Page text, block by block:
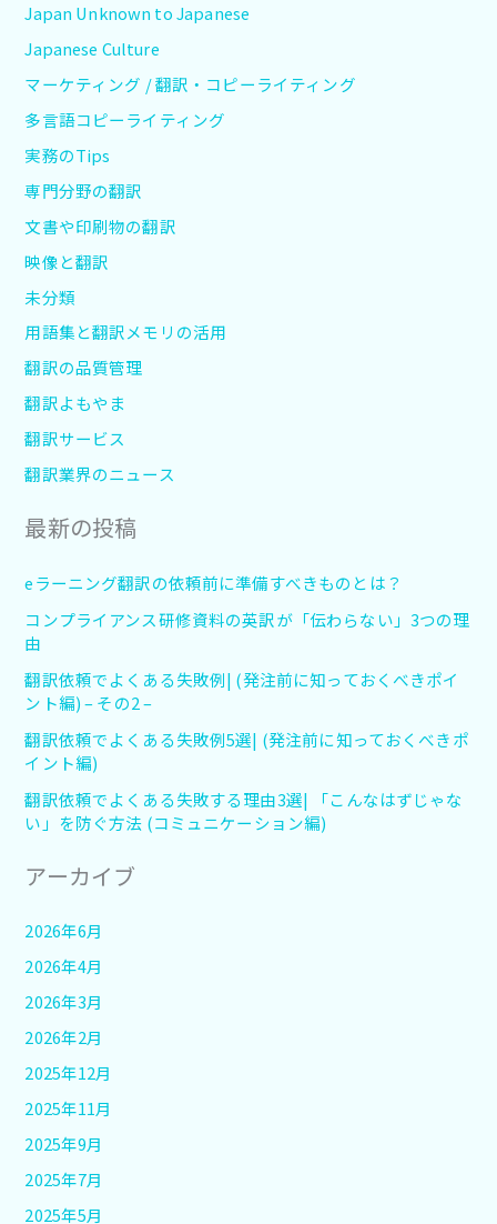
Japan Unknown to Japanese
Japanese Culture
マーケティング / 翻訳・コピーライティング
多言語コピーライティング
実務のTips
専門分野の翻訳
文書や印刷物の翻訳
映像と翻訳
未分類
用語集と翻訳メモリの活用
翻訳の品質管理
翻訳よもやま
翻訳サービス
翻訳業界のニュース
最新の投稿
eラーニング翻訳の依頼前に準備すべきものとは？
コンプライアンス研修資料の英訳が「伝わらない」3つの理
由
翻訳依頼でよくある失敗例| (発注前に知っておくべきポイ
ント編) – その2 –
翻訳依頼でよくある失敗例5選| (発注前に知っておくべきポ
イント編)
翻訳依頼でよくある失敗する理由3選| 「こんなはずじゃな
い」を防ぐ方法 (コミュニケーション編)
アーカイブ
2026年6月
2026年4月
2026年3月
2026年2月
2025年12月
2025年11月
2025年9月
2025年7月
2025年5月